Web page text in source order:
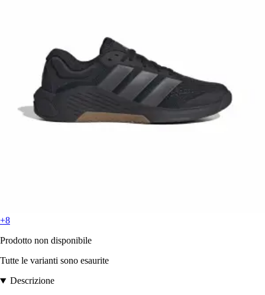
+8
Prodotto non disponibile
Tutte le varianti sono esaurite
Descrizione